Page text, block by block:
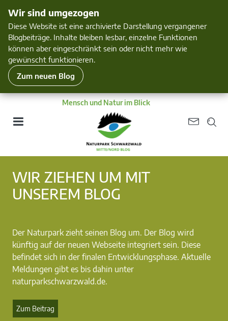
Wir sind umgezogen
Diese Website ist eine archivierte Darstellung vergangener
Blogbeiträge. Inhalte bleiben lesbar, einzelne Funktionen
können aber eingeschränkt sein oder nicht mehr wie
gewünscht funktionieren.
Zum neuen Blog
Mensch und Natur im Blick
WIR ZIEHEN UM MIT
UNSEREM BLOG
Der Naturpark zieht seinen Blog um. Der Blog wird
künftig auf der neuen Webseite integriert sein. Diese
befindet sich in der finalen Entwicklungsphase. Aktuelle
Meldungen gibt es bis dahin unter
naturparkschwarzwald.de.
Zum Beitrag